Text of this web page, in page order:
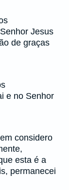
Jesus
de graças
e no Senhor
considero
esta é a
permanecei